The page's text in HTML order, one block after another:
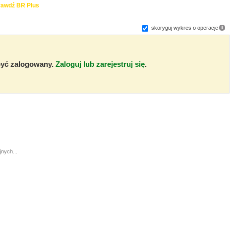
BR Plus
skoryguj wykres o operacje
zalogowany. Zaloguj lub zarejestruj się.